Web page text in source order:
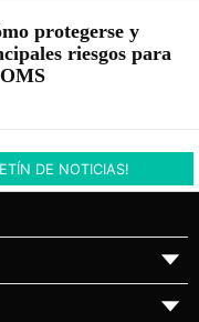
protegerse y
riesgos para
DE NOTICIAS!
▼
▼